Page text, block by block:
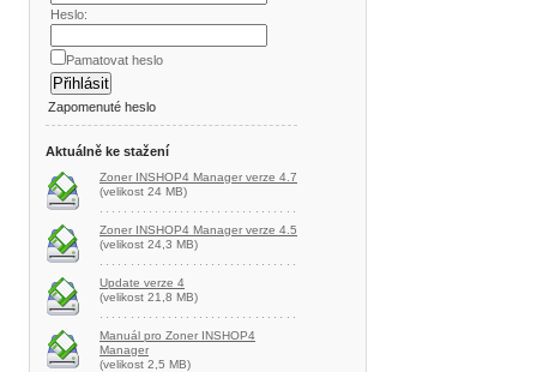
Heslo:
Pamatovat heslo
Zapomenuté heslo
Aktuálně ke stažení
Zoner INSHOP4 Manager verze 4.7
(velikost 24 MB)
Zoner INSHOP4 Manager verze 4.5
(velikost 24,3 MB)
Update verze 4
(velikost 21,8 MB)
Manuál pro Zoner INSHOP4
Manager
(velikost 2,5 MB)